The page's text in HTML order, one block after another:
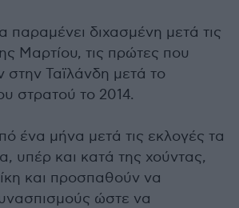
παραμένει διχασμένη μετά τις
Μαρτίου, τις πρώτες που
στην Ταϊλάνδη μετά το
στρατού το 2014.
ένα μήνα μετά τις εκλογές τα
υπέρ και κατά της χούντας,
και προσπαθούν να
ώστε να